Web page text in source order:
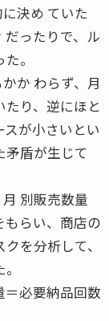
決め ていた
だったりで、ル
。
か わらず、月
り、逆にほと
が小さいとい
矛盾が生じて
別販売数量
もらい、商店の
を分析して、
必要納品回数